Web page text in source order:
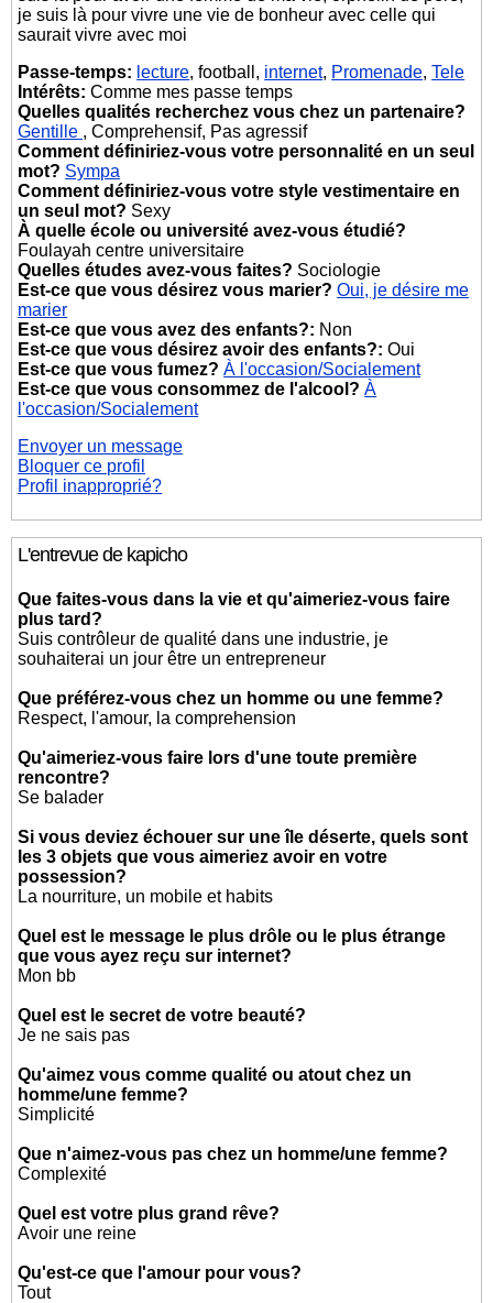
je suis là pour vivre une vie de bonheur avec celle qui
saurait vivre avec moi
Passe-temps: lecture, football, internet, Promenade,Tele
Intérêts: Comme mes passe temps
Quelles qualités recherchez vous chez un partenaire?
Gentille , Comprehensif, Pas agressif
Comment définiriez-vous votre personnalité en un seul
mot? Sympa
Comment définiriez-vous votre style vestimentaire en
un seul mot? Sexy
À quelle école ou université avez-vous étudié?
Foulayah centre universitaire
Quelles études avez-vous faites? Sociologie
Est-ce que vous désirez vous marier? Oui, je désire me
marier
Est-ce que vous avez des enfants?: Non
Est-ce que vous désirez avoir des enfants?: Oui
Est-ce que vous fumez? À l'occasion/Socialement
Est-ce que vous consommez de l'alcool? À
l'occasion/Socialement
Envoyer un message
Bloquer ce profil
Profil inapproprié?
L'entrevue de kapicho
Que faites-vous dans la vie et qu'aimeriez-vous faire
plus tard?
Suis contrôleur de qualité dans une industrie, je
souhaiterai un jour être un entrepreneur
Que préférez-vous chez un homme ou une femme?
Respect, l'amour, la comprehension
Qu'aimeriez-vous faire lors d'une toute première
rencontre?
Se balader
Si vous deviez échouer sur une île déserte, quels sont
les 3 objets que vous aimeriez avoir en votre
possession?
La nourriture, un mobile et habits
Quel est le message le plus drôle ou le plus étrange
que vous ayez reçu sur internet?
Mon bb
Quel est le secret de votre beauté?
Je ne sais pas
Qu'aimez vous comme qualité ou atout chez un
homme/une femme?
Simplicité
Que n'aimez-vous pas chez un homme/une femme?
Complexité
Quel est votre plus grand rêve?
Avoir une reine
Qu'est-ce que l'amour pour vous?
Tout